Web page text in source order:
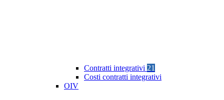
Contratti integrativi 21
Costi contratti integrativi
OIV